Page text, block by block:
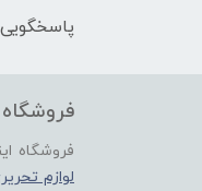
فروشگاه
لوازم